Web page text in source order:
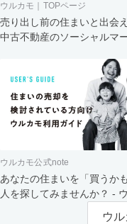
ウルカモ｜TOPページ
売り出し前の住まいと出会え
中古不動産のソーシャルマー
ウルカモ公式note
あなたの住まいを「買うか
人を探してみませんか？ -
ウ